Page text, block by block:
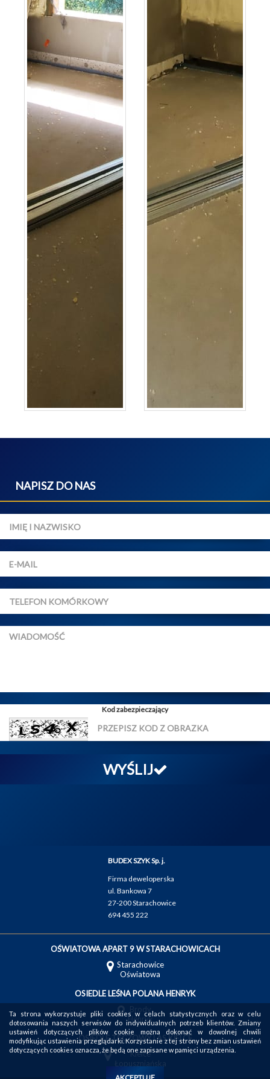
NAPISZ DO NAS
Kod zabezpieczający
WYŚLIJ
BUDEX SZYK Sp. j.
Firma deweloperska
ul. Bankowa 7
27-200 Starachowice
694 455 222
OŚWIATOWA APART 9 W STARACHOWICACH
Starachowice
Oświatowa
OSIEDLE LEŚNA POLANA HENRYK
Henryk
OSIEDLE TĘCZOWY LAS KIELCE
Kielce
Ta strona wykorzystuje pliki cookies w celach statystycznych oraz w celu
dotosowania naszych serwisów do indywidualnych potrzeb klientów. Zmiany
ustawień dotyczących plików cookie można dokonać w dowolnej chwili
modyfikując ustawienia przeglądarki. Korzystanie z tej strony bez zmian ustawień
dotyczących cookies oznacza, że będą one zapisane w pamięci urządzenia.